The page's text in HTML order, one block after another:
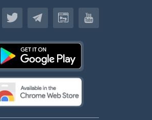
Türkçe